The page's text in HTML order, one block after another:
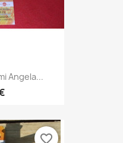
Angela...
favorite_border